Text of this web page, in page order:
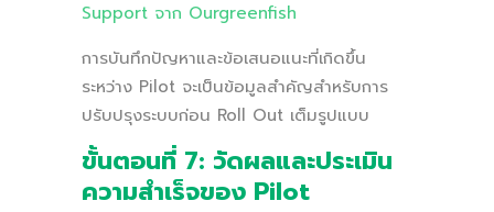
Support จาก Ourgreenfish
การบันทึกปัญหาและข้อเสนอแนะที่เกิดขึ้น
ระหว่าง Pilot จะเป็นข้อมูลสำคัญสำหรับการ
ปรับปรุงระบบก่อน Roll Out เต็มรูปแบบ
ขั้นตอนที่ 7: วัดผลและประเมิน
ความสำเร็จของ Pilot